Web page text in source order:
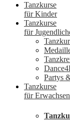
Tanzkurse
für Kinder
Tanzkurse
für
Partys
Tanzkurse
für